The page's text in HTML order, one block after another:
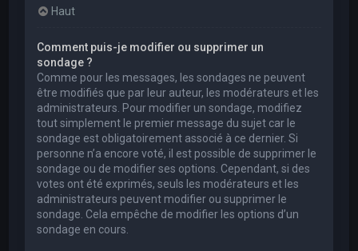
Haut
Comment puis-je modifier ou supprimer un
sondage ?
Comme pour les messages, les sondages ne peuvent
être modifiés que par leur auteur, les modérateurs et les
administrateurs. Pour modifier un sondage, modifiez
tout simplement le premier message du sujet car le
sondage est obligatoirement associé à ce dernier. Si
personne n’a encore voté, il est possible de supprimer le
sondage ou de modifier ses options. Cependant, si des
votes ont été exprimés, seuls les modérateurs et les
administrateurs peuvent modifier ou supprimer le
sondage. Cela empêche de modifier les options d’un
sondage en cours.